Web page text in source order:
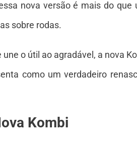
nova versão é mais do
sobre rodas.
o útil ao agradável, a nova
como um verdadeiro
Kombi